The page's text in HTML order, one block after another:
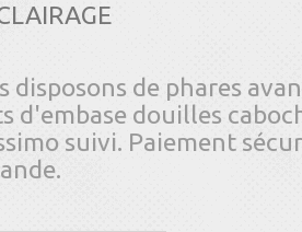
disposons de phares
d'embase douilles
suivi. Paiement